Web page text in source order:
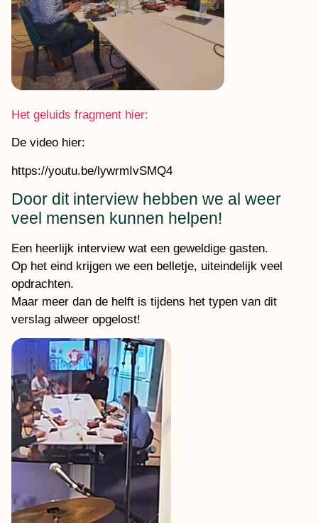
Het geluids fragment hier:
De video hier:
https://youtu.be/lywrmIvSMQ4
Door dit interview hebben we al weer
veel mensen kunnen helpen!
Een heerlijk interview wat een geweldige gasten.
Op het eind krijgen we een belletje, uiteindelijk veel
opdrachten.
Maar meer dan de helft is tijdens het typen van dit
verslag alweer opgelost!